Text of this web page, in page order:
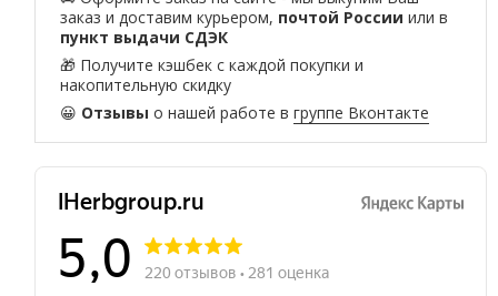
заказ и доставим курьером, почтой России или в
пункт выдачи СДЭК
🎁 Получите кэшбек с каждой покупки и
накопительную скидку
😀 Отзывы о нашей работе вгруппе Вконтакте